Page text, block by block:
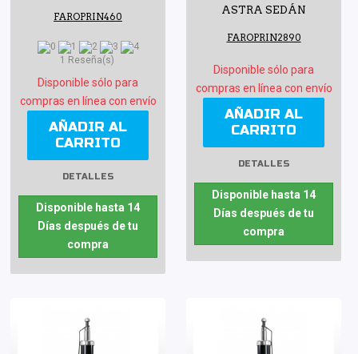
FAROPRIN460
1 Reseña(s)
Disponible sólo para
compras en línea con envío
AÑADIR AL
CARRITO
DETALLES
Disponible hasta 14
Días después de tu
compra
ASTRA SEDÁN
FAROPRIN2890
Disponible sólo para
compras en línea con envío
AÑADIR AL
CARRITO
DETALLES
Disponible hasta 14
Días después de tu
compra